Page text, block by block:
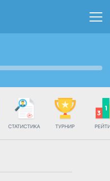
СТАТИСТИКА ТУРНИР